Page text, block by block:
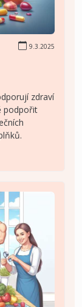
9.3.2025
zdraví
podpořit